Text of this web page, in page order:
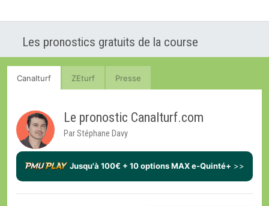
Les pronostics gratuits de la course
Canalturf ZEturf Presse
Le pronostic Canalturf.com
Par Stéphane Davy
Jusqu'à 100€ + 10 options MAX e-Quinté+ >>